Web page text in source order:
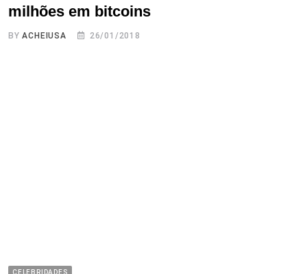
milhões em bitcoins
BYACHEIUSA 26/01/2018
CELEBRIDADES